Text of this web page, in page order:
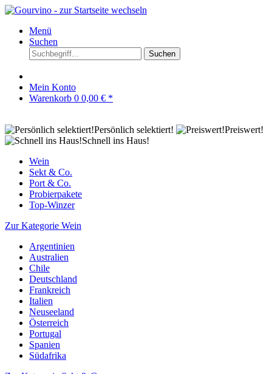
Menü
Suchen
Suchen
Mein Konto
Warenkorb 0 0,00 € *
Persönlich selektiert!
Preiswert!
Schnell ins Haus!
Wein
Sekt & Co.
Port & Co.
Probierpakete
Top-Winzer
Zur Kategorie Wein
Argentinien
Australien
Chile
Deutschland
Frankreich
Italien
Neuseeland
Österreich
Portugal
Spanien
Südafrika